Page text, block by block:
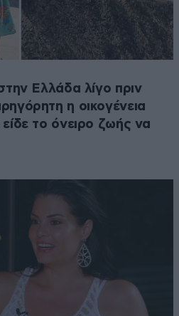
Ελλάδα λίγο πριν
η οικογένεια
το όνειρο ζωής να